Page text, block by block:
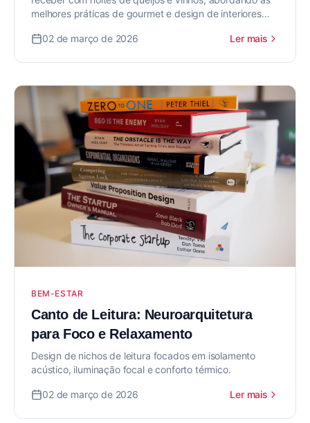
melhores práticas de gourmet e design de interiores
02 de março de 2026
Ler mais
BEM-ESTAR
Canto de Leitura: Neuroarquitetura
para Foco e Relaxamento
Design de nichos de leitura focados em isolamento
acústico, iluminação focal e conforto térmico.
02 de março de 2026 Ler mais